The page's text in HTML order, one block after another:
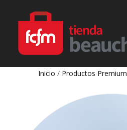
Inicio / Productos Premium